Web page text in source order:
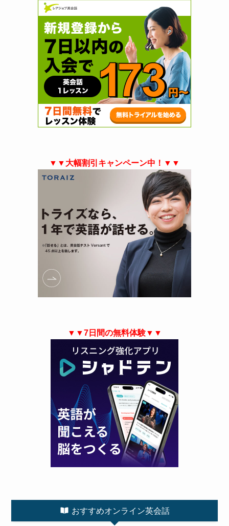
▼▼大幅割引キャンペーン中！▼▼
▼▼7日間の無料体験▼▼
おすすめオンライン英会話